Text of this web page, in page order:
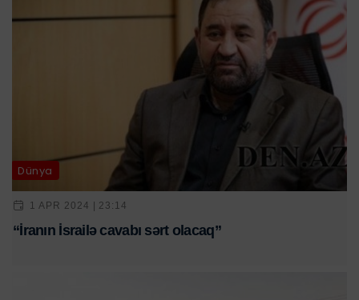
Dünya
1 APR 2024 | 23:14
“İranın İsrailə cavabı sərt olacaq”